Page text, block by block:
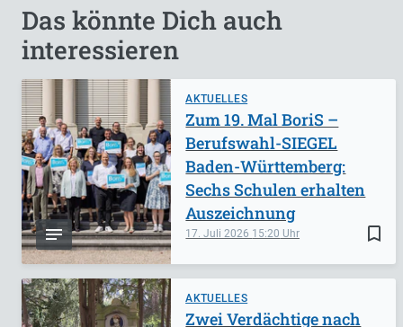
Das könnte Dich auch
interessieren
AKTUELLES
bookmark_border
17. Juli 2026 15:20
Zum 19. Mal BoriS –
Berufswahl-SIEGEL
Baden-Württemberg:
Sechs Schulen erhalten
Auszeichnung
AKTUELLES
Zwei Verdächtige nach